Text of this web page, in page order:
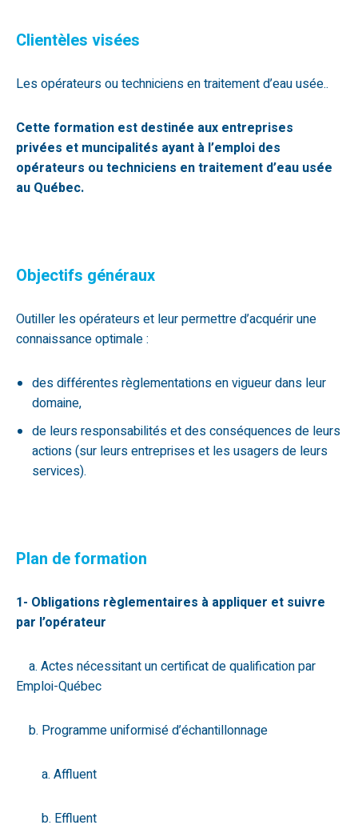
Clientèles visées
Les opérateurs ou techniciens en traitement d’eau usée..
Cette formation est destinée aux entreprises
privées et muncipalités ayant à l’emploi des
opérateurs ou techniciens en traitement d’eau usée
au Québec.
Objectifs généraux
Outiller les opérateurs et leur permettre d’acquérir une
connaissance optimale :
des différentes règlementations en vigueur dans leur
domaine,
de leurs responsabilités et des conséquences de leurs
actions (sur leurs entreprises et les usagers de leurs
services).
Plan de formation
1- Obligations règlementaires à appliquer et suivre
par l’opérateur
a. Actes nécessitant un certificat de qualification par
Emploi-Québec
b. Programme uniformisé d’échantillonnage
a. Affluent
b. Effluent